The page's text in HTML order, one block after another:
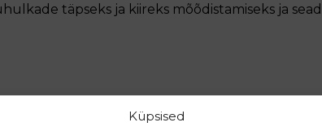
Küpsised
täpseks ja kiireks mõõdistamiseks ja
Põhja-Euroopa üks suuremaid terviklikele